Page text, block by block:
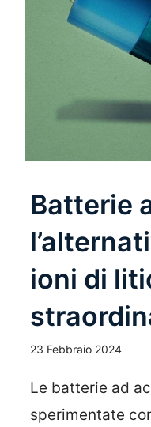
Batterie
ioni di
23 Febbraio 2024
Le batterie ad
sperimentate